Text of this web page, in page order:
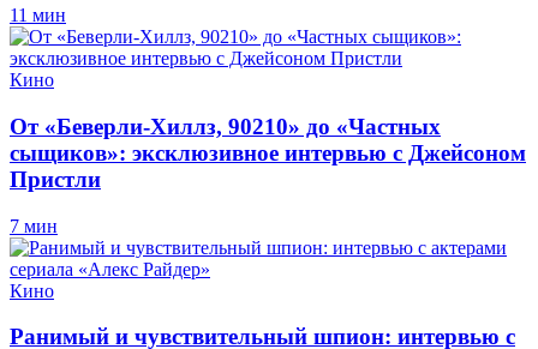
11 мин
Кино
От «Беверли-Хиллз, 90210» до «Частных
сыщиков»: эксклюзивное интервью с Джейсоном
Пристли
7 мин
Кино
Ранимый и чувствительный шпион: интервью с